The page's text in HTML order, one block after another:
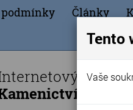
Články
obchod
Dvořák
Tento
Vaše